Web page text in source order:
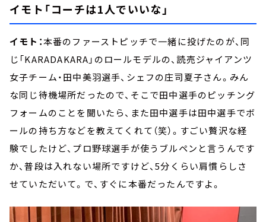
イモト「コーチは1人でいいな」
イモト：本番のファーストピッチで一緒に投げたのが、同
じ「KARADAKARA」のロールモデルの、読売ジャイアンツ
女子チーム・田中美羽選手、シェフの庄司夏子さん。みん
な同じ待機場所だったので、そこで田中選手のピッチング
フォームのことを聞いたら、また田中選手は田中選手でボ
ールの持ち方などを教えてくれて（笑）。すごい贅沢な経
験でしたけど、プロ野球選手が使うブルペンと言うんです
か、普段は入れない場所ですけど、5分くらい肩慣らしさ
せていただいて。で、すぐに本番だったんですよ。